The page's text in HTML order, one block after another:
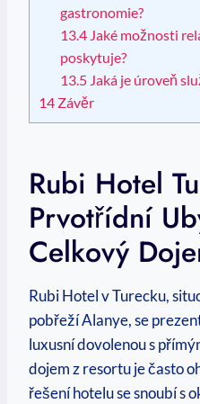
gastronomie?
13.4 Jaké možnosti
poskytuje?
13.5 Jaká je úroveň
14 Závěr
Rubi Hotel
Prvotřídní
Celkový
Rubi Hotel v Turecku,
pobřeží Alanye, se
luxusní dovolenou s
dojem z resortu je často
řešení hotelu se snoubí s